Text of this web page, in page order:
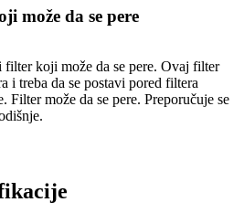
može da se pere
filter koji može da se pere. Ovaj filter
i treba da se postavi pored filtera
Filter može da se pere. Preporučuje se